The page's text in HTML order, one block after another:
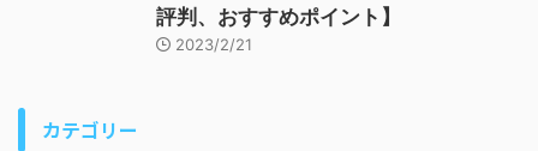
評判、おすすめポイント】
2023/2/21
カテゴリー